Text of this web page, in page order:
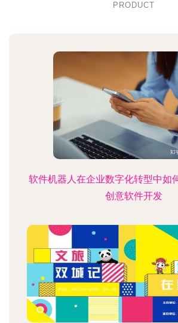
PRODUCT
软件机器人在企业数字化转型中如
创意软件开发